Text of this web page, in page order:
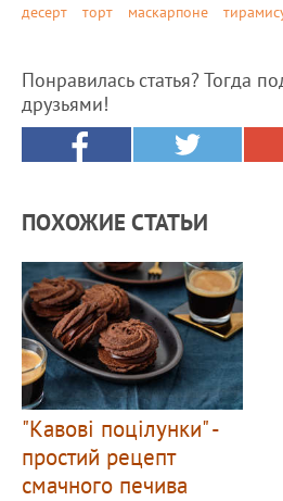
десерт
торт маскарпоне
Понравилась статья? Тогда
друзьями!
ПОХОЖИЕ СТАТЬИ
"Кавові поцілунки" -
простий рецепт
смачного печива